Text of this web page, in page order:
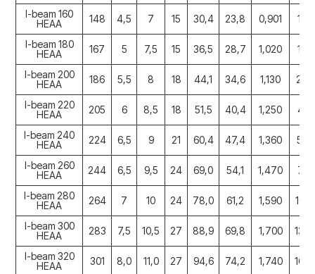
I-beam 160
HEAA
148 4,5 7 15 30,4 23,8 0,901
I-beam 180
HEAA
167 5 7,5 15 36,5 28,7 1,020
I-beam 200
HEAA
186 5,5 8 18 44,1 34,6 1,130
I-beam 220
HEAA
205 6 8,5 18 51,5 40,4 1,250
I-beam 240
HEAA
224 6,5 9 21 60,4 47,4 1,360
I-beam 260
HEAA
244 6,5 9,5 24 69,0 54,1 1,470
I-beam 280
HEAA
264 7 10 24 78,0 61,2 1,590
I-beam 300
HEAA
283 7,5 10,5 27 88,9 69,8 1,700
I-beam 320
HEAA
301 8,0 11,0 27 94,6 74,2 1,740